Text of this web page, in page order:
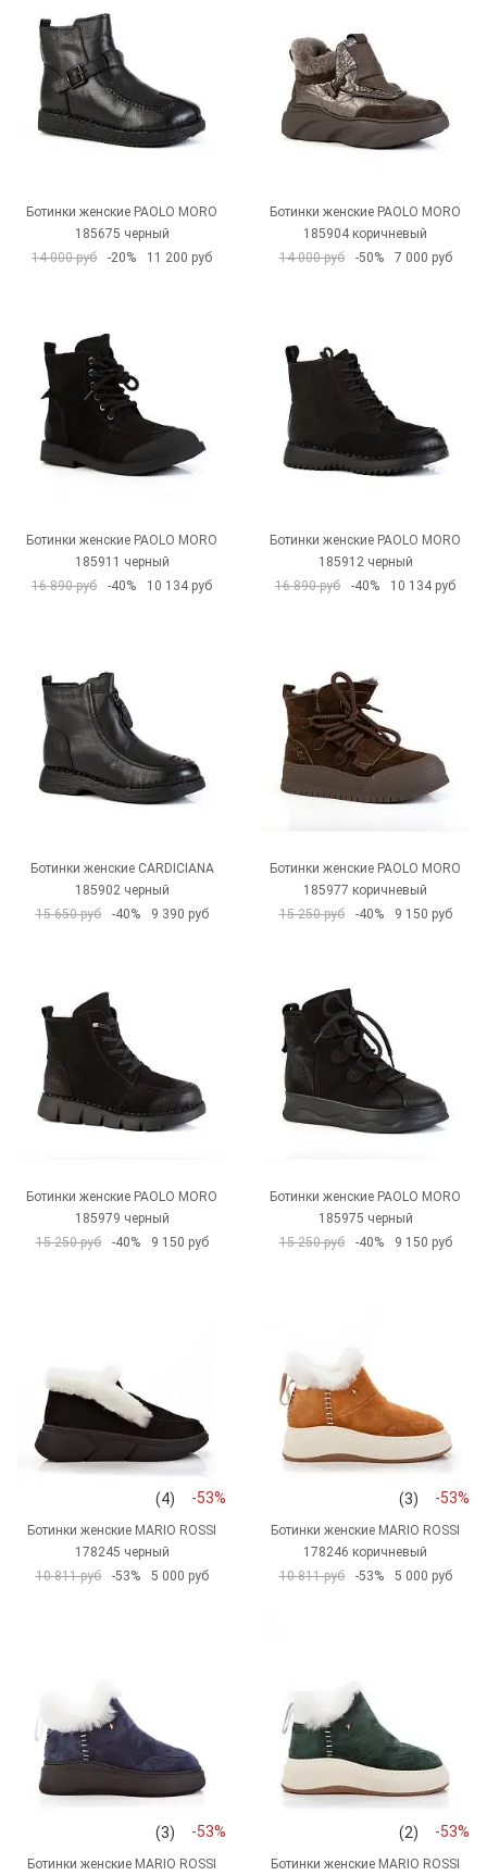
Ботинки женские PAOLO MORO
185675 черный
14 000 руб
-20% 11 200 руб
Ботинки женские PAOLO MORO
185904 коричневый
14 000 руб
-50% 7 000 руб
Ботинки женские PAOLO MORO
185911 черный
16 890 руб
-40% 10 134 руб
Ботинки женские PAOLO MORO
185912 черный
16 890 руб
-40% 10 134 руб
Ботинки женские CARDICIANA
185902 черный
15 650 руб
-40% 9 390 руб
Ботинки женские PAOLO MORO
185977 коричневый
15 250 руб
-40% 9 150 руб
Ботинки женские PAOLO MORO
185979 черный
15 250 руб
-40% 9 150 руб
Ботинки женские PAOLO MORO
185975 черный
15 250 руб
-40% 9 150 руб
(4) -53%
Ботинки женские MARIO ROSSI
178245 черный
10 811 руб
-53% 5 000 руб
(3) -53%
Ботинки женские MARIO ROSSI
178246 коричневый
10 811 руб
-53% 5 000 руб
(3) -53%
Ботинки женские MARIO ROSSI
(2) -53%
Ботинки женские MARIO ROSSI